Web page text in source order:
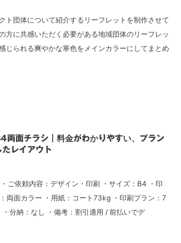
ト団体について紹介するリーフレットを制作させて
方に共感いただく必要がある地域団体のリーフレッ
じられる爽やかな寒色をメインカラーにしてまとめ
両面チラシ｜料金がわかりやすい、プラン
レイアウト
・ご依頼内容：デザイン・印刷 ・サイズ：B4 ・印
両面カラー ・用紙：コート73kg ・印刷プラン：7
・分納：なし ・備考：割引適用 / 前払いでデ